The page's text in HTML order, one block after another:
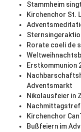
Stammheim
Kirchenchor St.
Rorate coeli de
Erstkommunion
Adventsmarkt
Nikolausfeier in
Kirchenchor
Bußfeiern im